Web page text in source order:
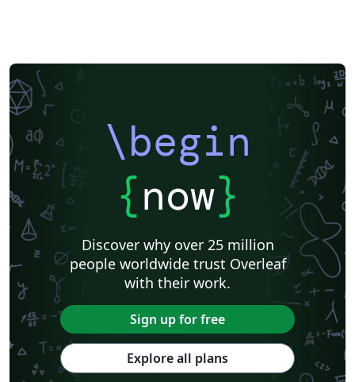
\begin
{now}
Discover why over 25 million
people worldwide trust Overleaf
with their work.
Sign up for free
Explore all plans